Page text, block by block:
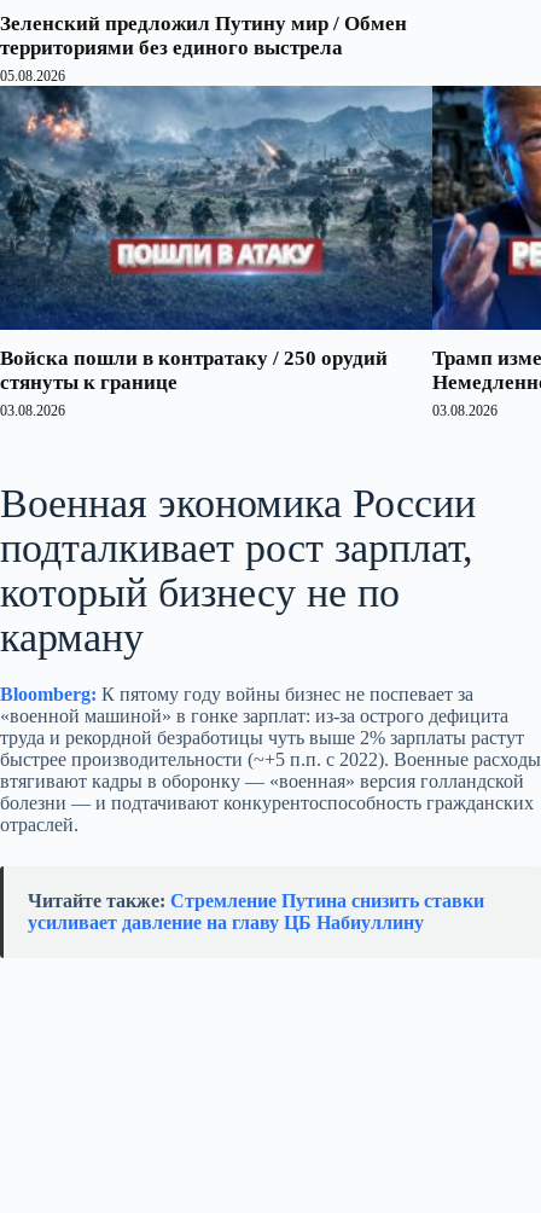
Зеленский предложил Путину мир / Обмен
территориями без единого выстрела
05.08.2026
Войска пошли в контратаку / 250 орудий
стянуты к границе
03.08.2026
Трамп
03.08.2026
Военная экономика России
подталкивает рост зарплат,
который бизнесу не по
карману
Bloomberg: К пятому году войны бизнес не поспевает за
«военной машиной» в гонке зарплат: из‑за острого дефицита
труда и рекордной безработицы чуть выше 2% зарплаты растут
быстрее производительности (~+5 п.п. с 2022). Военные расходы
втягивают кадры в оборонку — «военная» версия голландской
болезни — и подтачивают конкурентоспособность гражданских
отраслей.
Читайте также: Стремление Путина снизить ставки
усиливает давление на главу ЦБ Набиуллину